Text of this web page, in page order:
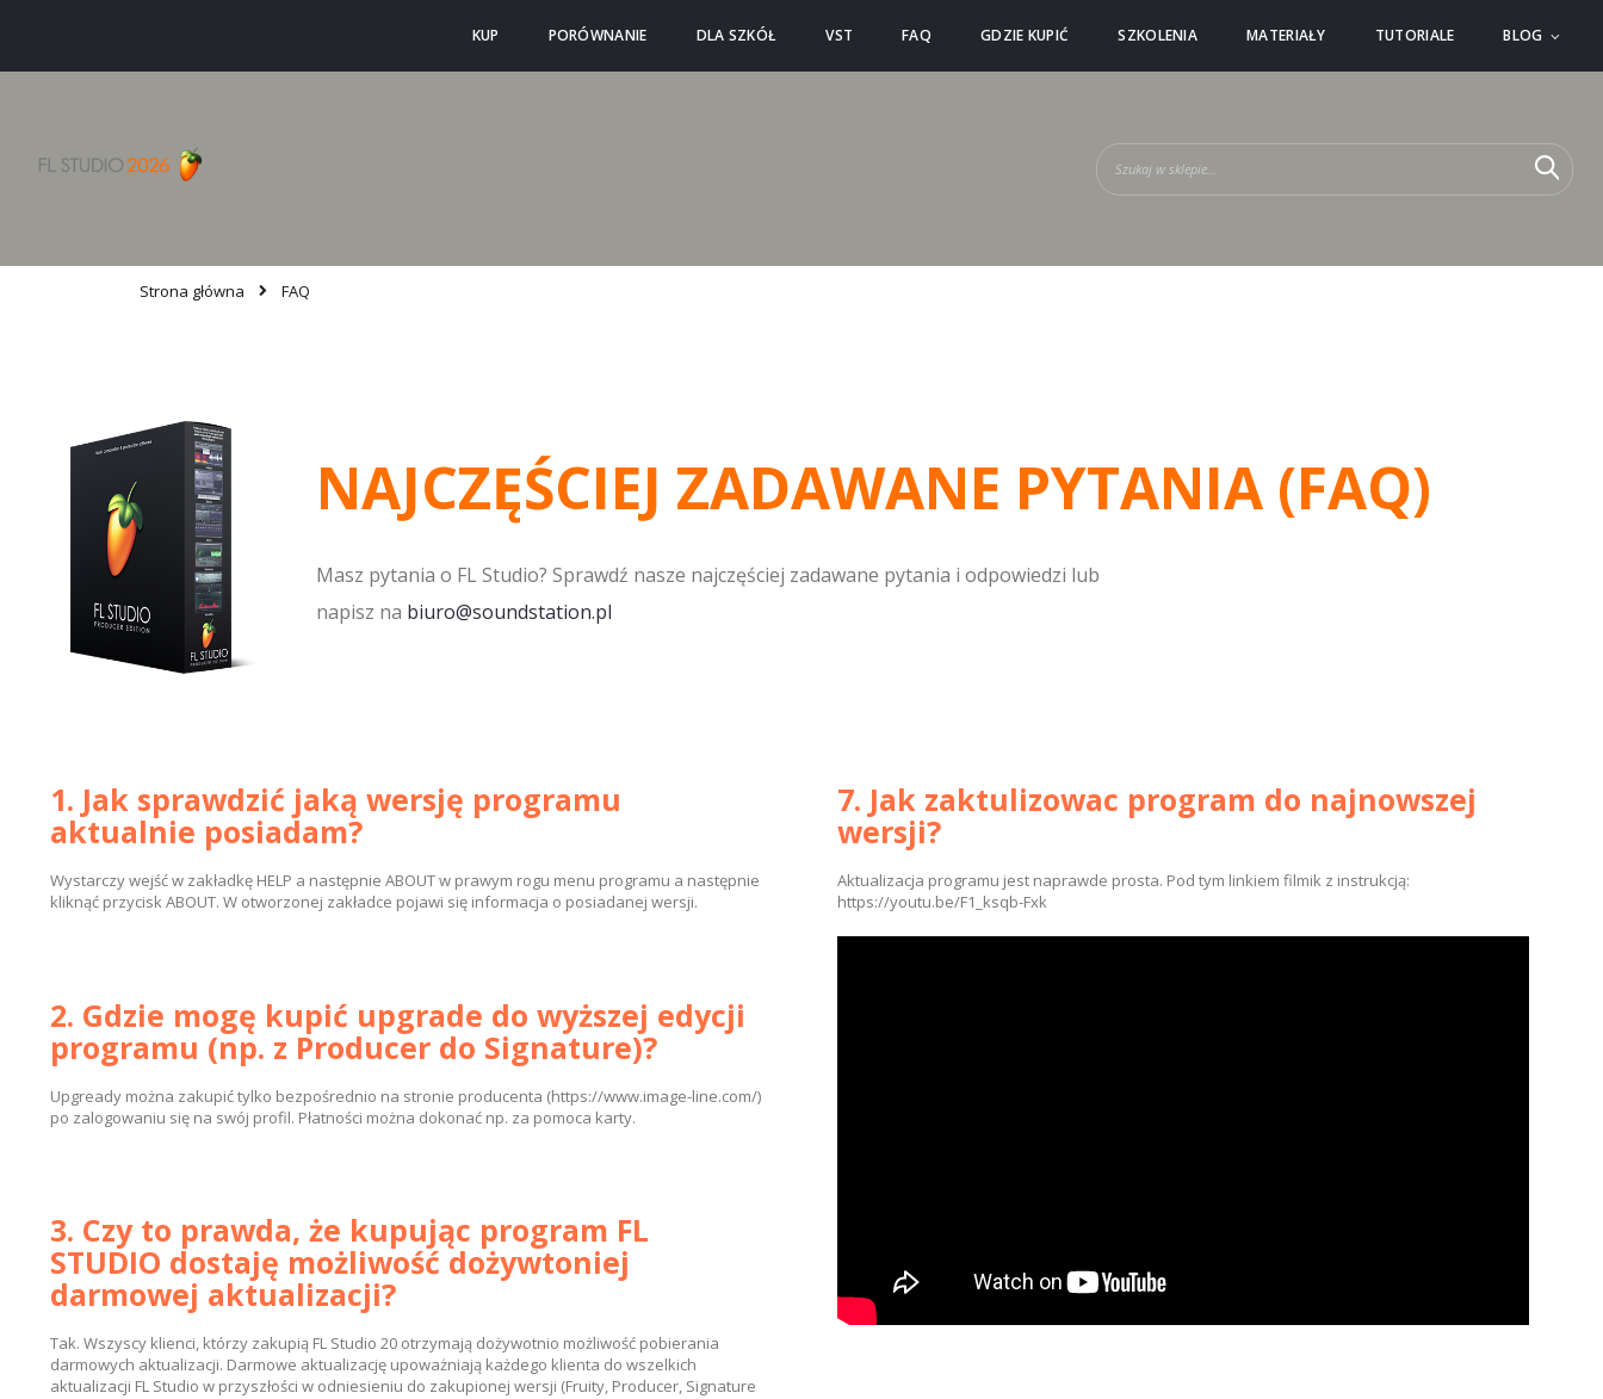
KUP PORÓWNANIE DLA SZKÓŁ VST FAQ GDZIE KUPIĆ SZKOLENIA MATERIAŁY TUTORIALE BLOG
Strona główna FAQ
NAJCZĘŚCIEJ ZADAWANE PYTANIA (FAQ)
Masz pytania o FL Studio? Sprawdź nasze najczęściej zadawane pytania i odpowiedzi lub
napisz na biuro@soundstation.pl
1. Jak sprawdzić jaką wersję programu
aktualnie posiadam?
Wystarczy wejść w zakładkę HELP a następnie ABOUT w prawym rogu menu programu a następnie
kliknąć przycisk ABOUT. W otworzonej zakładce pojawi się informacja o posiadanej wersji.
2. Gdzie mogę kupić upgrade do wyższej edycji
programu (np. z Producer do Signature)?
Upgready można zakupić tylko bezpośrednio na stronie producenta (https://www.image-line.com/)
po zalogowaniu się na swój profil. Płatności można dokonać np. za pomoca karty.
3. Czy to prawda, że kupując program FL
STUDIO dostaję możliwość dożywtoniej
darmowej aktualizacji?
Tak. Wszyscy klienci, którzy zakupią FL Studio 20 otrzymają dożywotnio możliwość pobierania
darmowych aktualizacji. Darmowe aktualizację upoważniają każdego klienta do wszelkich
aktualizacji FL Studio w przyszłości w odniesieniu do zakupionej wersji (Fruity, Producer, Signature
7. Jak zaktulizowac program do najnowszej
wersji?
Aktualizacja programu jest naprawde prosta. Pod tym linkiem filmik z instrukcją:
https://youtu.be/F1_ksqb-Fxk